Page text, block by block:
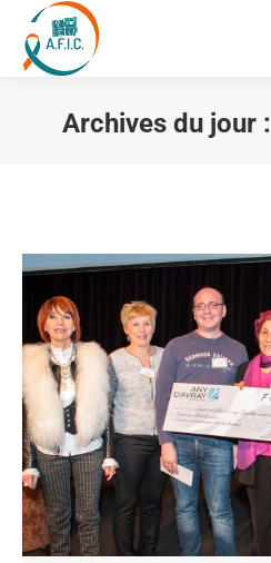
Archives du jour :